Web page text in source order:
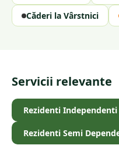
Căderi la Vârstnici
Servicii relevante
Rezidenti Independenti
Rezidenti Semi